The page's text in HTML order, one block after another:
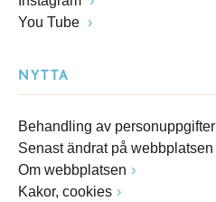
You Tube
NYTTA
Behandling av personuppgifter
Senast ändrat på webbplatsen
Om webbplatsen
Kakor, cookies